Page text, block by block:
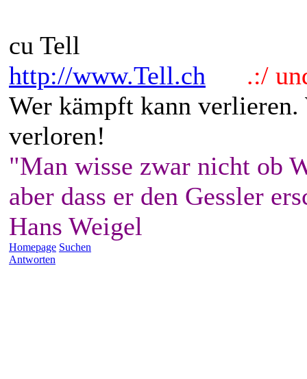
cu Tell
http://www.Tell.ch
.:/
Wer kämpft kann
verloren!
"Man wisse zwar nicht ob
aber dass er den Gessler
Hans Weigel
Homepage Suchen
Antworten